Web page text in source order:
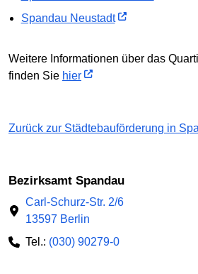
Spandau Neustadt
Weitere Informationen über das
finden Sie hier
Zurück zur Städtebauförderung in
Bezirksamt Spandau
Carl-Schurz-Str. 2/6
13597 Berlin
Tel.: (030) 90279-0